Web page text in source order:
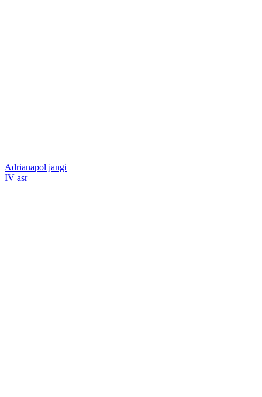
Adrianapol jangi
IV asr